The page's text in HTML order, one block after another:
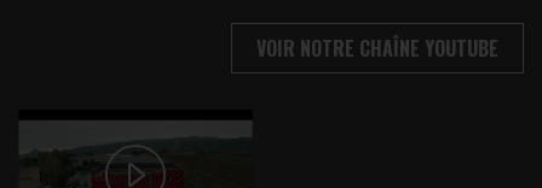
VOIR NOTRE CHAÎNE YOUTUBE